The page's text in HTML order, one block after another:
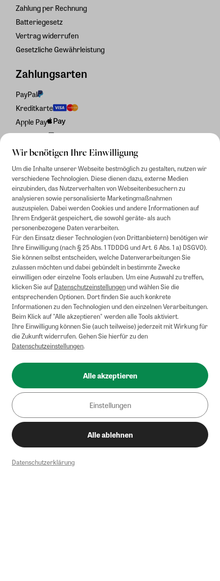
Wir benötigen Ihre Einwilligung
Um die Inhalte unserer Webseite bestmöglich zu gestalten, nutzen wir
verschiedene Technologien. Diese dienen dazu, externe Medien
einzubinden, das Nutzerverhalten von Webseitenbesuchern zu
analysieren sowie personalisierte Marketingmaßnahmen
auszuspielen. Dabei werden Cookies und andere Informationen auf
Ihrem Endgerät gespeichert, die sowohl geräte- als auch
personenbezogene Daten verarbeiten.
Für den Einsatz dieser Technologien (von Drittanbietern) benötigen wir
Ihre Einwilligung (nach § 25 Abs. 1 TDDDG und Art. 6 Abs. 1 a) DSGVO).
Sie können selbst entscheiden, welche Datenverarbeitungen Sie
zulassen möchten und dabei gebündelt in bestimmte Zwecke
einwilligen oder einzelne Tools erlauben. Um eine Auswahl zu treffen,
klicken Sie aufDatenschutzeinstellungenund wählen Sie die
entsprechenden Optionen. Dort finden Sie auch konkrete
Informationen zu den Technologien und den einzelnen Verarbeitungen.
Beim Klick auf "Alle akzeptieren" werden alle Tools aktiviert.
Ihre Einwilligung können Sie (auch teilweise) jederzeit mit Wirkung für
die Zukunft widerrufen. Gehen Sie hierfür zu den
Datenschutzeinstellungen.
Alle akzeptieren
Einstellungen
Alle ablehnen
Datenschutzerklärung
Zahlung per Rechnung
Batteriegesetz
Vertrag widerrufen
Gesetzliche Gewährleistung
Zahlungsarten
PayPal
Kreditkarte
Apple Pay
Rechnung